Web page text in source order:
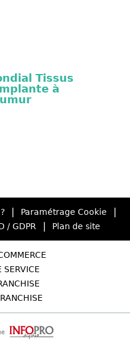
Tissus
à
Paramétrage Cookie
/ GDPR Plan de site
SERVICE